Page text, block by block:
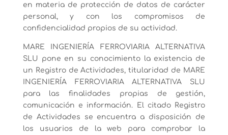
en materia de protección de datos de carácter
personal, y con los compromisos de
confidencialidad propios de su actividad.
MARE INGENIERÍA FERROVIARIA ALTERNATIVA
SLU pone en su conocimiento la existencia de
un Registro de Actividades, titularidad de MARE
INGENIERÍA FERROVIARIA ALTERNATIVA SLU
para las finalidades propias de gestión,
comunicación e información. El citado Registro
de Actividades se encuentra a disposición de
los usuarios de la web para comprobar la